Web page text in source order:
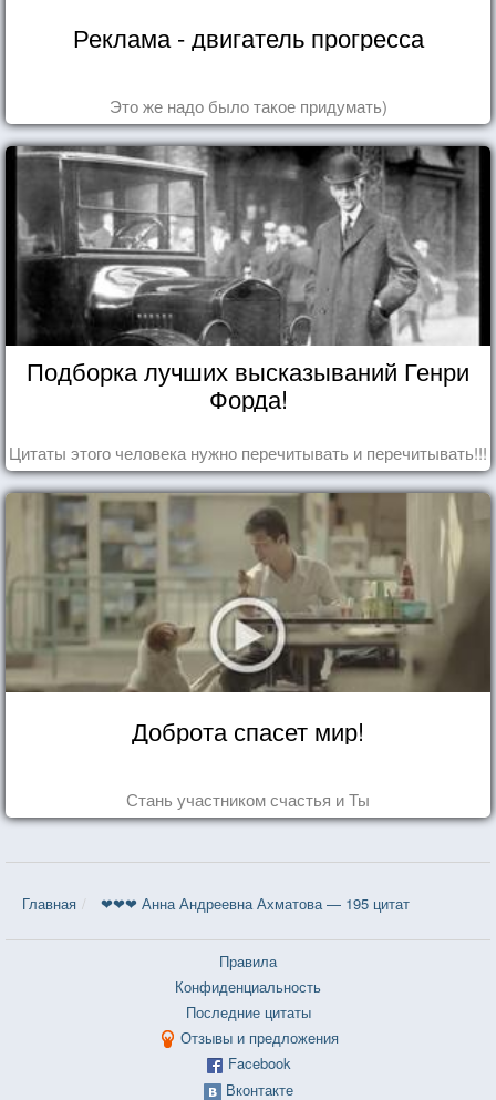
Реклама - двигатель прогресса
Это же надо было такое придумать)
Подборка лучших высказываний Генри
Форда!
Цитаты этого человека нужно перечитывать и перечитывать!!!
Доброта спасет мир!
Стань участником счастья и Ты
Главная ❤❤❤ Анна Андреевна Ахматова — 195 цитат
Правила
Конфиденциальность
Последние цитаты
Отзывы и предложения
Facebook
Вконтакте